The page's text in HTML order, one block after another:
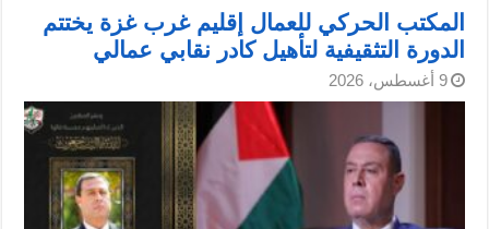
المكتب الحركي للعمال إقليم غرب غزة يختتم
الدورة التثقيفية لتأهيل كادر نقابي عمالي
9 أغسطس، 2026